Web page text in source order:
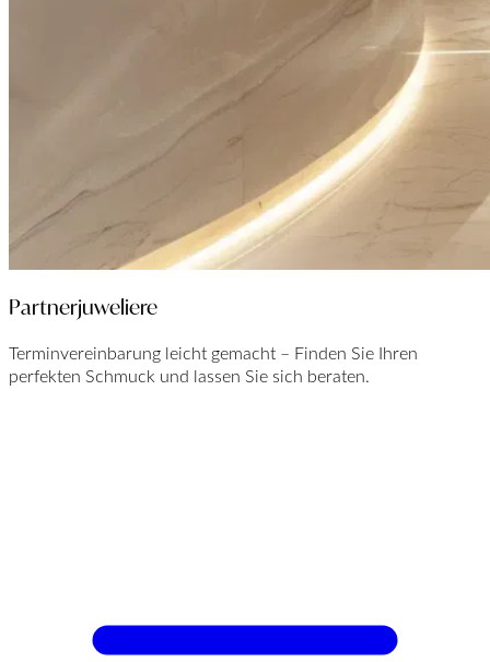
Partnerjuweliere
Terminvereinbarung leicht gemacht – Finden Sie Ihren
perfekten Schmuck und lassen Sie sich beraten.